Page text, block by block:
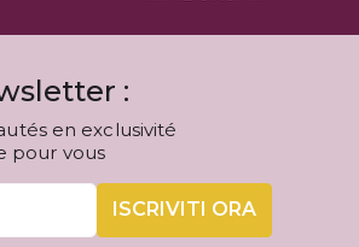
:
en exclusivité
pour vous
ISCRIVITI ORA